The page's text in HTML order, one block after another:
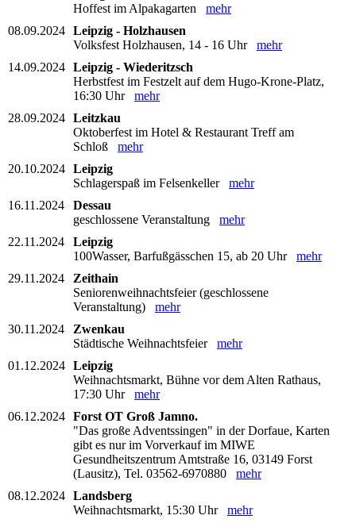
Hoffest im Alpakagarten mehr
08.09.2024 Leipzig - Holzhausen
Volksfest Holzhausen, 14 - 16 Uhr mehr
14.09.2024 Leipzig - Wiederitzsch
Herbstfest im Festzelt auf dem Hugo-Krone-Platz,
16:30 Uhr mehr
28.09.2024 Leitzkau
Oktoberfest im Hotel & Restaurant Treff am
Schloß mehr
20.10.2024 Leipzig
Schlagerspaß im Felsenkeller mehr
16.11.2024
Dessau
geschlossene Veranstaltung mehr
22.11.2024
Leipzig
100Wasser, Barfußgässchen 15, ab 20 Uhr mehr
29.11.2024
Zeithain
Seniorenweihnachtsfeier (geschlossene
Veranstaltung) mehr
30.11.2024
Zwenkau
Städtische Weihnachtsfeier mehr
01.12.2024 Leipzig
Weihnachtsmarkt, Bühne vor dem Alten Rathaus,
17:30 Uhr mehr
06.12.2024 Forst OT Groß Jamno.
"Das große Adventssingen" in der Dorfaue, Karten
gibt es nur im Vorverkauf im MIWE
Gesundheitszentrum Amtstraße 16, 03149 Forst
(Lausitz), Tel. 03562-6970880 mehr
08.12.2024 Landsberg
Weihnachtsmarkt, 15:30 Uhr mehr